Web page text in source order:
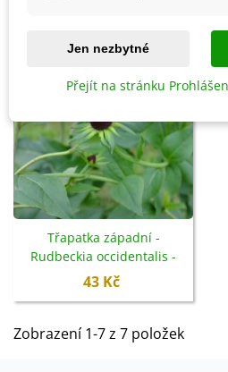
Třapatka západní -
Rudbeckia occidentalis -
semena - 30 ks
43 Kč
Zobrazení 1-7 z 7 položek
Jen nezbytné
Přejít na stránku